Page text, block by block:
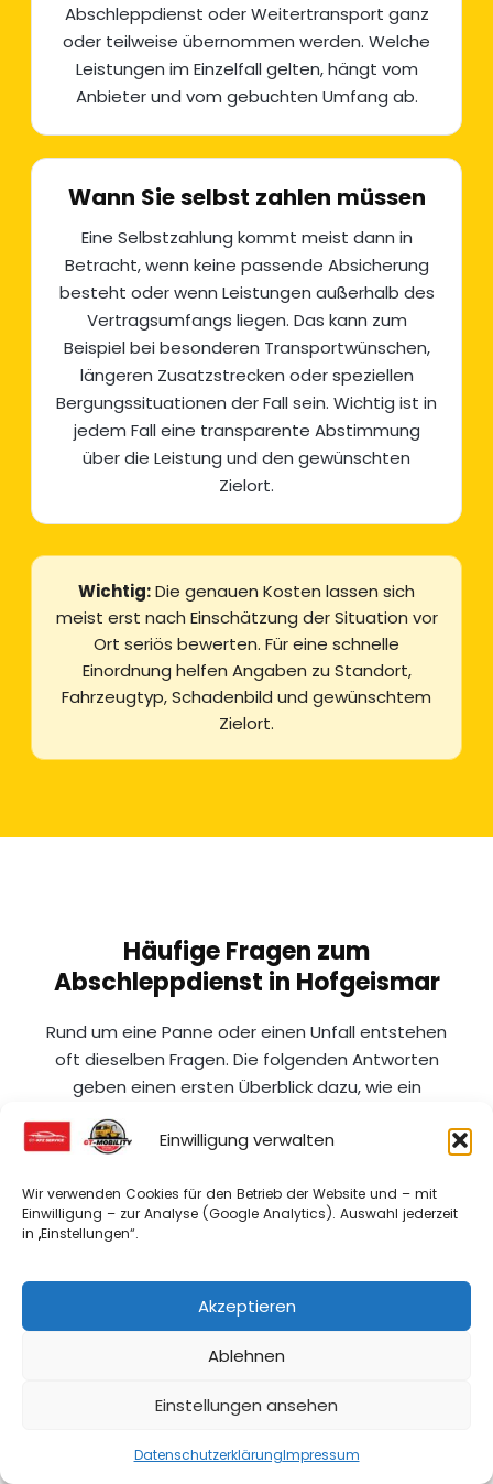
Einwilligung verwalten
Wir verwenden Cookies für den Betrieb der Website und – mit
Einwilligung – zur Analyse (Google Analytics). Auswahl jederzeit
in „Einstellungen“.
Akzeptieren
Ablehnen
Einstellungen ansehen
DatenschutzerklärungImpressum
Abschleppdienst oder Weitertransport ganz
oder teilweise übernommen werden. Welche
Leistungen im Einzelfall gelten, hängt vom
Anbieter und vom gebuchten Umfang ab.
Wann Sie selbst zahlen müssen
Eine Selbstzahlung kommt meist dann in
Betracht, wenn keine passende Absicherung
besteht oder wenn Leistungen außerhalb des
Vertragsumfangs liegen. Das kann zum
Beispiel bei besonderen Transportwünschen,
längeren Zusatzstrecken oder speziellen
Bergungssituationen der Fall sein. Wichtig ist in
jedem Fall eine transparente Abstimmung
über die Leistung und den gewünschten
Zielort.
Wichtig:Die genauen Kosten lassen sich
meist erst nach Einschätzung der Situation vor
Ort seriös bewerten. Für eine schnelle
Einordnung helfen Angaben zu Standort,
Fahrzeugtyp, Schadenbild und gewünschtem
Zielort.
Häufige Fragen zum
Abschleppdienst in Hofgeismar
Rund um eine Panne oder einen Unfall entstehen
oft dieselben Fragen. Die folgenden Antworten
geben einen ersten Überblick dazu, wie ein
Abschleppdienst in
worauf es im Einsatzfall ankommt.
Wie schnell kann ein
Abschleppdienst in Hofgeismar
vor Ort sein?
Die Anfahrtszeit hängt von Auslastung,
Standort ab. Je präziser Straße,
Fahrtrichtung und Fahrzeugtyp angegeben
werden, desto besser kann der Einsatz
geplant werden. Besonders im Umfeld von